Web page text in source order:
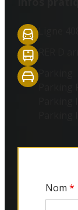
Ligne
RER D
Parking
Nom *